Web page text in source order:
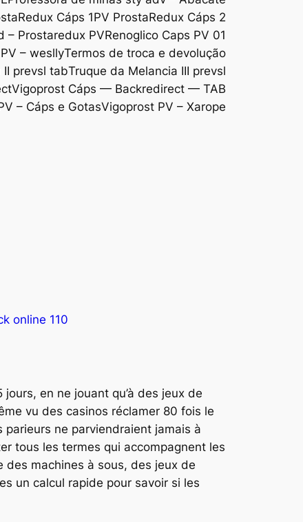
Cáps 1PV ProstaRedux Cáps 2
– Prostaredux PVRenoglico Caps PV 01
– wesllyTermos de troca e devolução
II prevsl tabTruque da Melancia III prevsl
Vigoprost Cáps — Backredirect — TAB
– Cáps e GotasVigoprost PV – Xarope
online 110
en ne jouant qu’à des jeux de
vu des casinos réclamer 80 fois le
ne parviendraient jamais à
tous les termes qui accompagnent les
des machines à sous, des jeux de
un calcul rapide pour savoir si les